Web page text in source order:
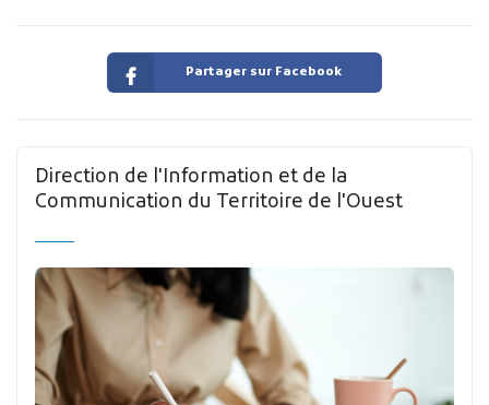
Partager sur Facebook
Direction de l'Information et de la
Communication du Territoire de l'Ouest